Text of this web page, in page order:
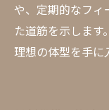
や、定期的なフ
た道筋を示します
理想の体型を手に